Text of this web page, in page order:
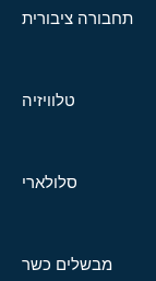
תחבורה ציבורית
טלוויזיה
סלולארי
מבשלים כשר